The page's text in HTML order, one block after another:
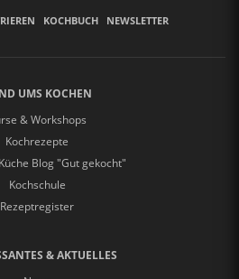
KOCHBUCH NEWSLETTER
UMS KOCHEN
& Workshops
Kochrezepte
Blog "Gut gekocht"
Kochschule
Rezeptregister
& AKTUELLES